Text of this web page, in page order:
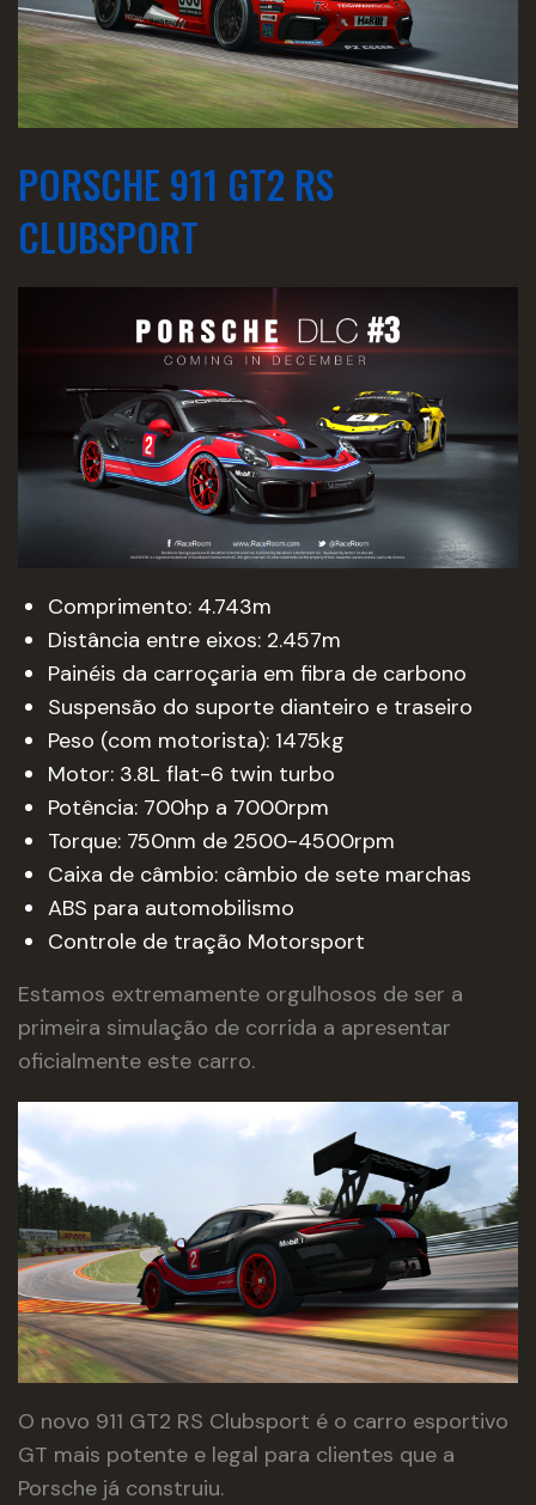
PORSCHE 911 GT2 RS
CLUBSPORT
Comprimento: 4.743m
Distância entre eixos: 2.457m
Painéis da carroçaria em fibra de carbono
Suspensão do suporte dianteiro e traseiro
Peso (com motorista): 1475kg
Motor: 3.8L flat-6 twin turbo
Potência: 700hp a 7000rpm
Torque: 750nm de 2500-4500rpm
Caixa de câmbio: câmbio de sete marchas
ABS para automobilismo
Controle de tração Motorsport
Estamos extremamente orgulhosos de ser a
primeira simulação de corrida a apresentar
oficialmente este carro.
O novo 911 GT2 RS Clubsport é o carro esportivo
GT mais potente e legal para clientes que a
Porsche já construiu.